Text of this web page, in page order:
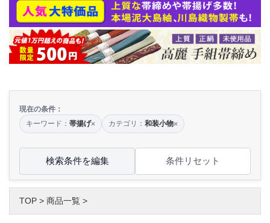
現在の条件：
キーワード： 帯揚げ× カテゴリ： 和装小物×
検索条件を編集 条件リセット
TOP > 商品一覧 >